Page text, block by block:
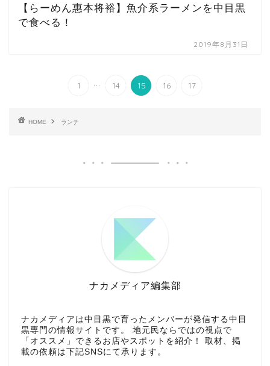
【らーめん惠本将裕】魚介系ラーメンを中目黒
で食べる！
2019年8月31日
1 ... 14 15 16 17
HOME ランチ
ナカメディア編集部
ナカメディアは中目黒で育ったメンバーが発信する中目
黒専門の情報サイトです。 地元民ならではの視点で
「オススメ」できるお店やスポットを紹介！ 取材、掲
載の依頼は下記SNSにて承ります。